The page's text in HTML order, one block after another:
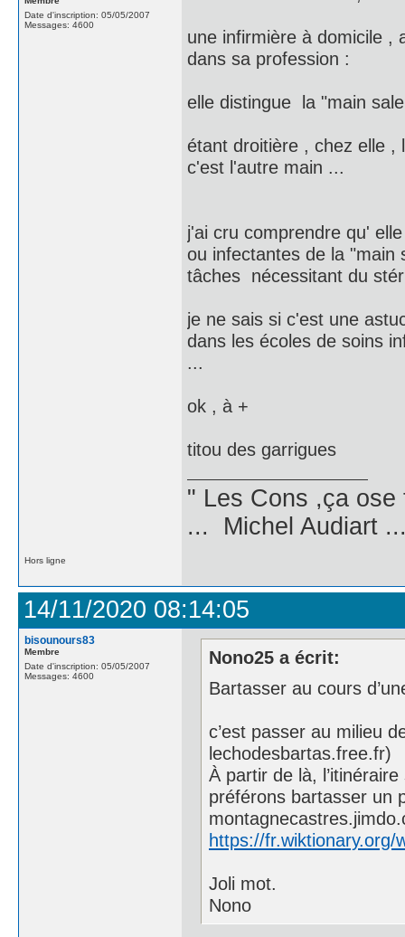
Date d'inscription: 05/05/2007
Messages: 4600
une infirmière à domicile ,
dans sa profession :
elle distingue la "main
étant droitière , chez elle ,
c'est l'autre main ...
j'ai cru comprendre qu'
ou infectantes de la
tâches nécessitant du
je ne sais si c'est une
dans les écoles de soins
...
ok , à +
titou des garrigues
" Les Cons ,ça
... Michel Audiart
Hors ligne
14/11/2020 08:14:05
bisounours83
Membre
Date d'inscription: 05/05/2007
Messages: 4600
Nono25 a écrit:
Bartasser au cours
c’est passer au milieu
lechodesbartas.free.fr)
À partir de là,
préférons bartasser un
https://fr.wiktionary.org/
Joli mot.
Nono